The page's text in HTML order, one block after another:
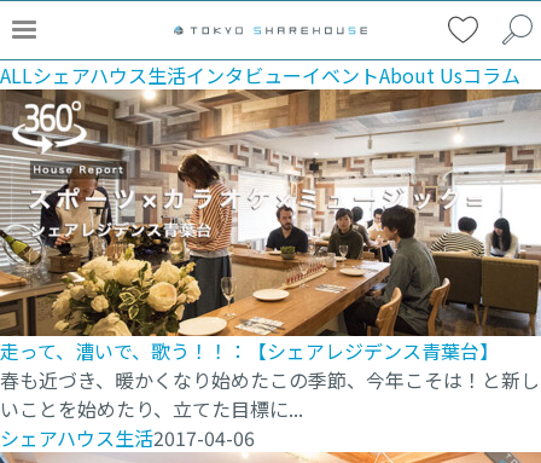
ALLシェアハウス生活インタビューイベントAbout Usコラム
走って、漕いで、歌う！！：【シェアレジデンス青葉台】
春も近づき、暖かくなり始めたこの季節、今年こそは！と新し
いことを始めたり、立てた目標に...
シェアハウス生活2017-04-06